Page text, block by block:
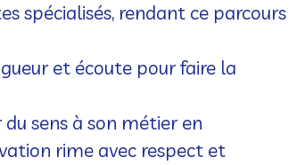
spécialisés, rendant ce parcours
et écoute pour faire la
du sens à son métier en
rime avec respect et